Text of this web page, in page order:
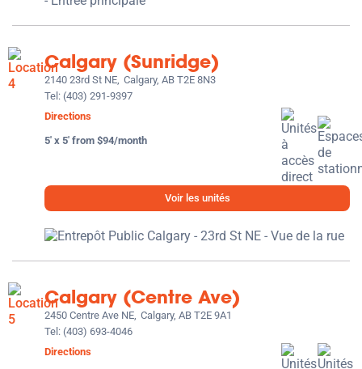
Calgary (Sunridge)
2140 23rd St NE, Calgary, AB T2E 8N3
Tel: (403) 291-9397
Directions
5' x 5' from $94/month
Voir les unités
Calgary (Centre Ave)
2450 Centre Ave NE, Calgary, AB T2E 9A1
Tel: (403) 693-4046
Directions